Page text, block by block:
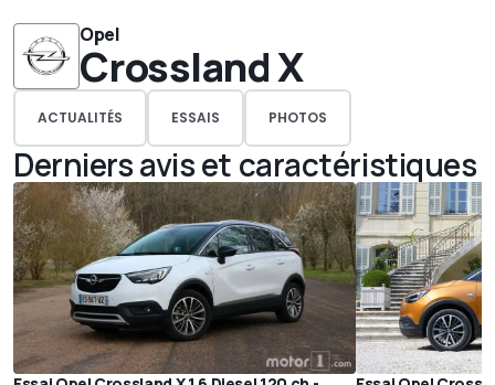
Opel
Crossland X
ACTUALITÉS ESSAIS PHOTOS
Derniers avis et caractéristiques